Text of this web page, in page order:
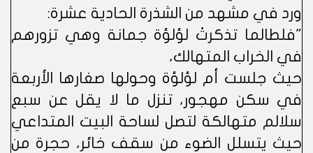
ورد في مشهد من الشذرة الحادية عشرة:
"فلطالما تذكرتْ لؤلؤة جمانة وهي تزورهم
في الخراب المتهالك،
حيث جلست أم لؤلؤة وحولها صغارها الأربعة
في سكن مهجور، تنزل ما لا يقل عن سبع
سلالم متهالكة لتصل لساحة البيت المتداعي
حيث يتسلل الضوء من سقف خائر، حجرة من